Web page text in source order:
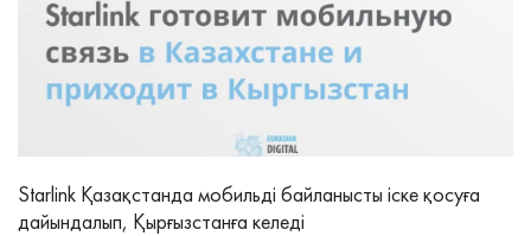
Starlink Қазақстанда мобильді байланысты іске қосуға
дайындалып, Қырғызстанға келеді